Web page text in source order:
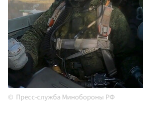
Пресс-служба Минобороны РФ